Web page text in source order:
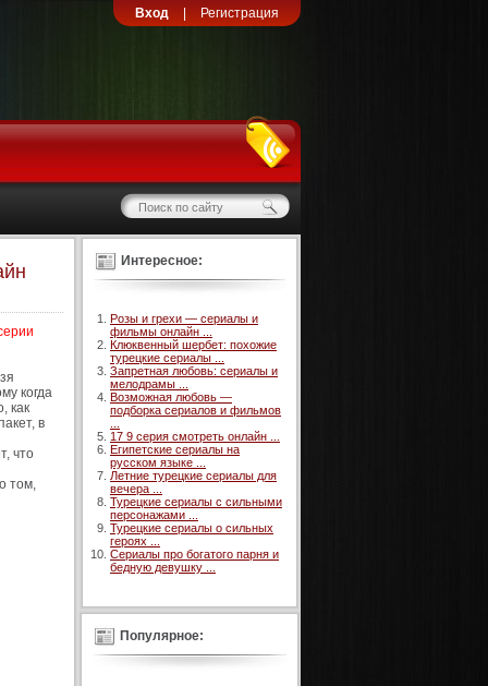
Вход Регистрация
когда
как
в
что
том,
Интересное:
Розы и грехи — сериалы и
фильмы онлайн ...
Клюквенный шербет: похожие
турецкие сериалы ...
Запретная любовь: сериалы и
мелодрамы ...
Возможная любовь —
подборка сериалов и фильмов
17 9 серия смотреть онлайн ...
Египетские сериалы на
русском языке ...
Летние турецкие сериалы для
вечера ...
Турецкие сериалы с сильными
персонажами ...
Турецкие сериалы о сильных
героях ...
Сериалы про богатого парня и
бедную девушку ...
Популярное: